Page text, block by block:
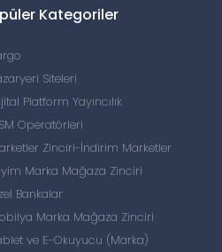
Kategoriler
Siteleri
Platform Yayıncılık
Operatörleri
Zinciri-İndirim Marketler
Marka Mağaza Zinciri
Bankalar
Marka Mağaza Zinciri
ve E-Okuyucu (Marka)